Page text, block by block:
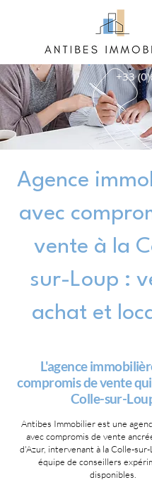
+33
Agence
avec
vente à la
sur-Loup :
achat et
L'agence
compromis de vente
Colle-sur-
Antibes Immobilier est une
avec compromis de vente
d'Azur, intervenant à la Colle-sur-
équipe de conseillers
disponibles.